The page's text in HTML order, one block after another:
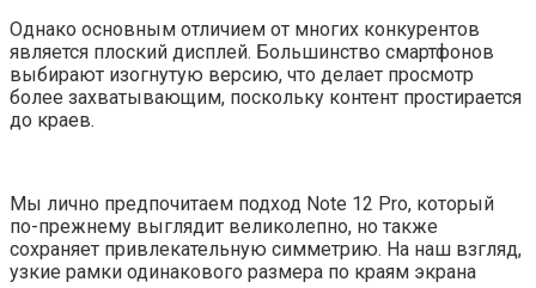
Однако основным отличием от многих конкурентов
является плоский дисплей. Большинство смартфонов
выбирают изогнутую версию, что делает просмотр
более захватывающим, поскольку контент простирается
до краев.
Мы лично предпочитаем подход Note 12 Pro, который
по-прежнему выглядит великолепно, но также
сохраняет привлекательную симметрию. На наш взгляд,
узкие рамки одинакового размера по краям экрана